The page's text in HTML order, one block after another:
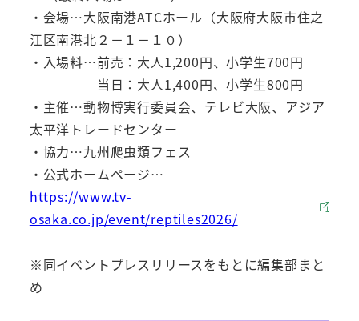
・会場…大阪南港ATCホール（大阪府大阪市住之
江区南港北２－１－１０）
・入場料…前売：大人1,200円、小学生700円
当日：大人1,400円、小学生800円
・主催…動物博実行委員会、テレビ大阪、アジア
太平洋トレードセンター
・協力…九州爬虫類フェス
・公式ホームページ…
https://www.tv-
osaka.co.jp/event/reptiles2026/
※同イベントプレスリリースをもとに編集部まと
め